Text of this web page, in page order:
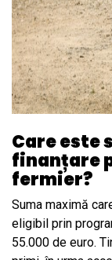
Care este
finanțare
fermier?
Suma maximă
eligibil prin
55.000 de euro.